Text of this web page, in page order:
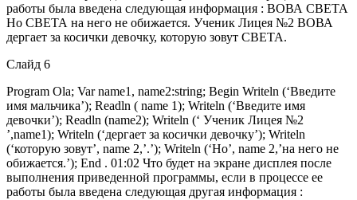
работы была введена следующая информация : ВОВА СВЕТА
Но СВЕТА на него не обижается. Ученик Лицея №2 ВОВА
дергает за косички девочку, которую зовут СВЕТА.
Слайд 6
Program Ola; Var name1, name2:string; Begin Writeln (‘Введите
имя мальчика’); Readln ( name 1); Writeln (‘Введите имя
девочки’); Readln (name2); Writeln (‘ Ученик Лицея №2
’,name1); Writeln (‘дергает за косички девочку’); Writeln
(‘которую зовут’, name 2,’.’); Writeln (‘Но’, name 2,’на него не
обижается.’); End . 01:02 Что будет на экране дисплея после
выполнения приведенной программы, если в процессе ее
работы была введена следующая другая информация :